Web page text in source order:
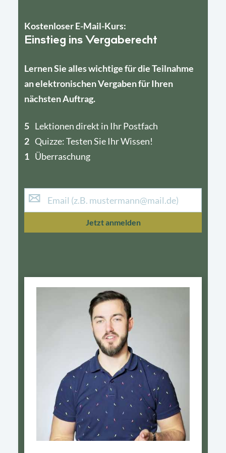
Kostenloser E-Mail-Kurs:
Einstieg ins Vergaberecht
Lernen Sie alles wichtige für die Teilnahme
an elektronischen Vergaben für Ihren
nächsten Auftrag.
5 Lektionen direkt in Ihr Postfach
2 Quizze: Testen Sie Ihr Wissen!
1 Überraschung
4
1
Jetzt anmelden